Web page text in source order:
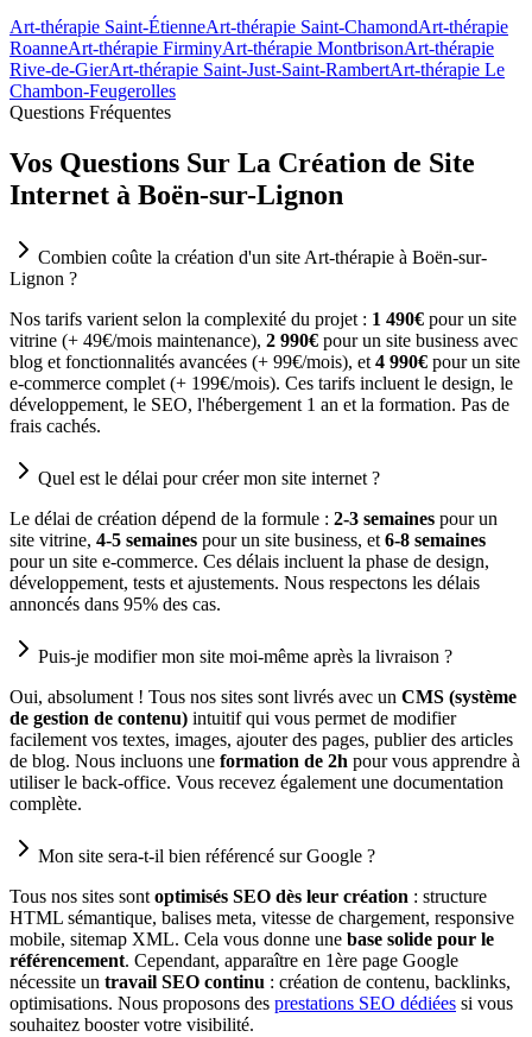
Art-thérapie Saint-ÉtienneArt-thérapie Saint-ChamondArt-thérapie
RoanneArt-thérapie FirminyArt-thérapie MontbrisonArt-thérapie
Rive-de-GierArt-thérapie Saint-Just-Saint-RambertArt-thérapie Le
Chambon-Feugerolles
Questions Fréquentes
Vos Questions Sur La Création de Site
Internet à Boën-sur-Lignon
Combien coûte la création d'un site Art-thérapie à Boën-sur-
Lignon ?
Nos tarifs varient selon la complexité du projet : 1 490€ pour un site
vitrine (+ 49€/mois maintenance), 2 990€ pour un site business avec
blog et fonctionnalités avancées (+ 99€/mois), et 4 990€ pour un site
e-commerce complet (+ 199€/mois). Ces tarifs incluent le design, le
développement, le SEO, l'hébergement 1 an et la formation. Pas de
frais cachés.
Quel est le délai pour créer mon site internet ?
Le délai de création dépend de la formule : 2-3 semaines pour un
site vitrine, 4-5 semaines pour un site business, et 6-8 semaines
pour un site e-commerce. Ces délais incluent la phase de design,
développement, tests et ajustements. Nous respectons les délais
annoncés dans 95% des cas.
Puis-je modifier mon site moi-même après la livraison ?
Oui, absolument ! Tous nos sites sont livrés avec un CMS (système
de gestion de contenu) intuitif qui vous permet de modifier
facilement vos textes, images, ajouter des pages, publier des articles
de blog. Nous incluons une formation de 2h pour vous apprendre à
utiliser le back-office. Vous recevez également une documentation
complète.
Mon site sera-t-il bien référencé sur Google ?
Tous nos sites sont optimisés SEO dès leur création : structure
HTML sémantique, balises meta, vitesse de chargement, responsive
mobile, sitemap XML. Cela vous donne une base solide pour le
référencement. Cependant, apparaître en 1ère page Google
nécessite un travail SEO continu : création de contenu, backlinks,
optimisations. Nous proposons des prestations SEO dédiées si vous
souhaitez booster votre visibilité.